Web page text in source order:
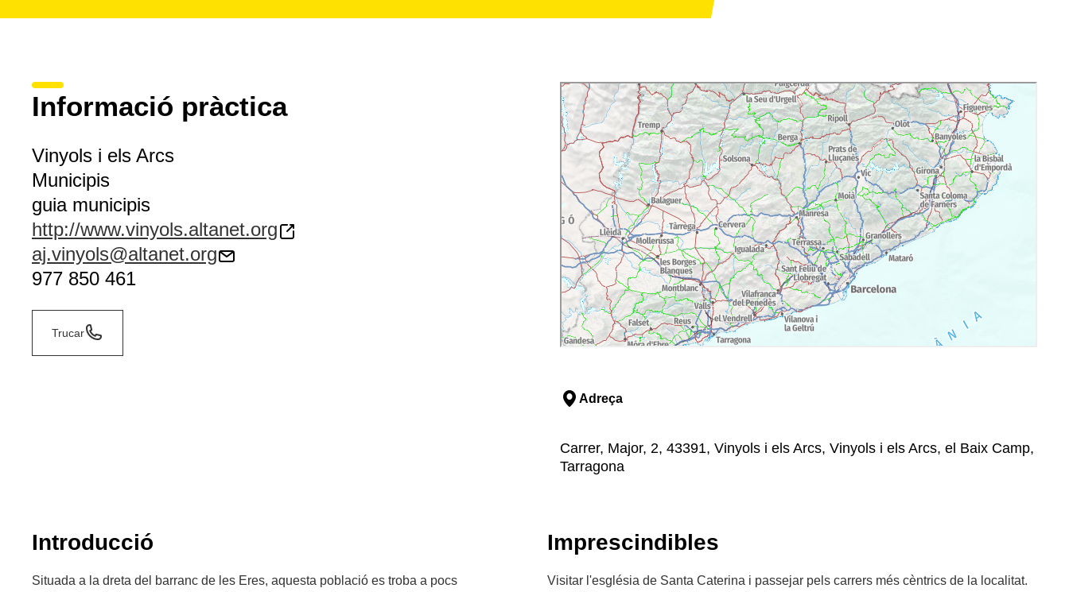
Informació pràctica
Vinyols i els Arcs
Municipis
guia municipis
http://www.vinyols.altanet.org
aj.vinyols@altanet.org
977 850 461
Trucar
Adreça
Carrer, Major, 2, 43391, Vinyols i els Arcs, Vinyols i els Arcs, el Baix Camp,
Tarragona
Introducció
Situada a la dreta del barranc de les Eres, aquesta població es troba a pocs
Imprescindibles
Visitar l'església de Santa Caterina i passejar pels carrers més cèntrics de la localitat.